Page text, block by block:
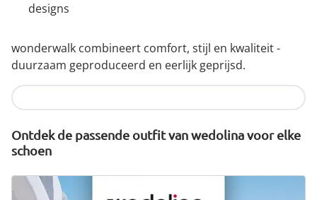
designs
wonderwalk combineert comfort, stijl en kwaliteit -
duurzaam geproduceerd en eerlijk geprijsd.
Ontdek de passende outfit van wedolina voor elke
schoen